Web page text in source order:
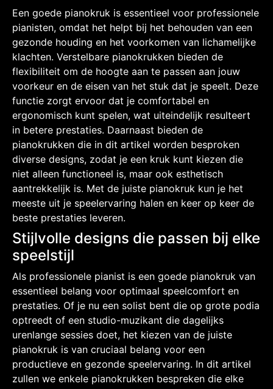
Een goede pianokruk is essentieel voor professionele
pianisten, omdat het helpt bij het behouden van een
gezonde houding en het voorkomen van lichamelijke
klachten. Verstelbare pianokrukken bieden de
flexibiliteit om de hoogte aan te passen aan jouw
voorkeur en de eisen van het stuk dat je speelt. Deze
functie zorgt ervoor dat je comfortabel en
ergonomisch kunt spelen, wat uiteindelijk resulteert
in betere prestaties. Daarnaast bieden de
pianokrukken die in dit artikel worden besproken
diverse designs, zodat je een kruk kunt kiezen die
niet alleen functioneel is, maar ook esthetisch
aantrekkelijk is. Met de juiste pianokruk kun je het
meeste uit je speelervaring halen en keer op keer de
beste prestaties leveren.
Stijlvolle designs die passen bij elke
speelstijl
Als professionele pianist is een goede pianokruk van
essentieel belang voor optimaal speelcomfort en
prestaties. Of je nu een solist bent die op grote podia
optreedt of een studio-muzikant die dagelijks
urenlange sessies doet, het kiezen van de juiste
pianokruk is van cruciaal belang voor een
productieve en gezonde speelervaring. In dit artikel
zullen we enkele pianokrukken bespreken die elke